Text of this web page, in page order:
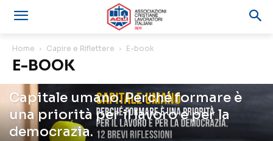
Home Capire e Riflettere E-book
E-BOOK
Capitale umano. Perché formare è
una priorità per il lavoro e per la
democrazia.